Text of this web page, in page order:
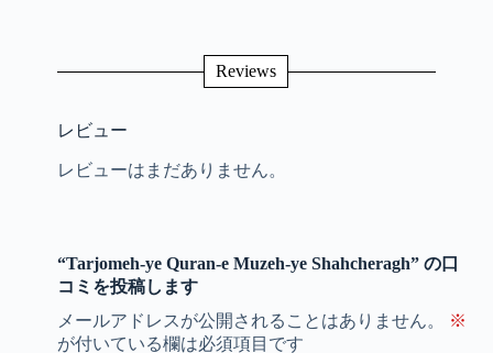
Reviews
レビュー
レビューはまだありません。
“Tarjomeh-ye Quran-e Muzeh-ye Shahcheragh” の口
コミを投稿します
メールアドレスが公開されることはありません。
※
が付いている欄は必須項目です